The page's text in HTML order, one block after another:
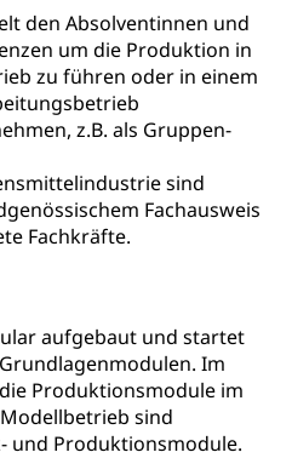
den Absolventinnen und
um die Produktion in
zu führen oder in einem
z.B. als Gruppen-
sind
Fachausweis
Fachkräfte.
aufgebaut und startet
Im
Produktionsmodule im
sind
und Produktionsmodule.
öffentliche Ordnung
Waffenbüro,
und Pyrotechnik
Zivildienst ZIVI
(WAS Luzern)